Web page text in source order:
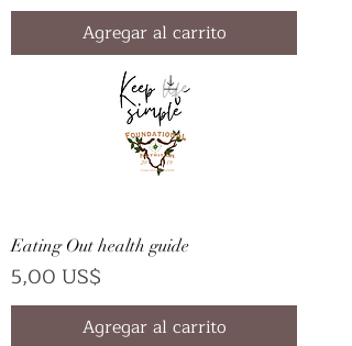
Agregar al carrito
Eating Out health guide
Precio
5,00 US$
Agregar al carrito